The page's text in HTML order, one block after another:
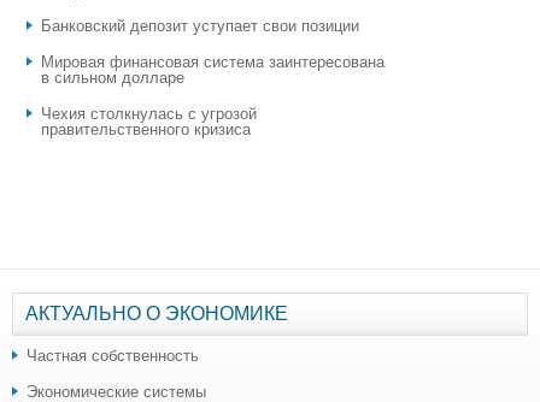
​Банковский депозит уступает свои позиции
Мировая финансовая система заинтересована
в сильном долларе
Чехия столкнулась с угрозой
правительственного кризиса
АКТУАЛЬНО О ЭКОНОМИКЕ
Частная собственность
Экономические системы